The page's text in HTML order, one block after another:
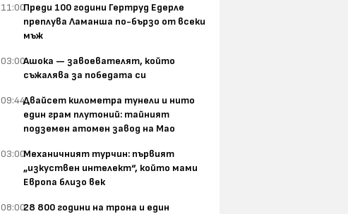
11:00Преди 100 години Гертруд Едерле
преплува Ламанша по-бързо от всеки
мъж
03:00Ашока — завоевателят, който
съжалява за победата си
09:44Двайсет километра тунели и нито
един грам плутоний: тайният
подземен атомен завод на Мао
03:00Механичният турчин: първият
„изкуствен интелект“, който мами
Европа близо век
08:0028 800 години на трона и един